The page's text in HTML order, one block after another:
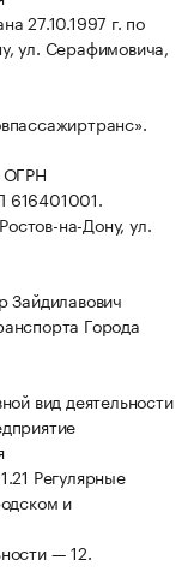
27.10.1997 г. по
ул. Серафимовича,
ОГРН
616401001.
на-Дону, ул.
Зайдилавович
Города
вид деятельности
Регулярные
и
— 12.